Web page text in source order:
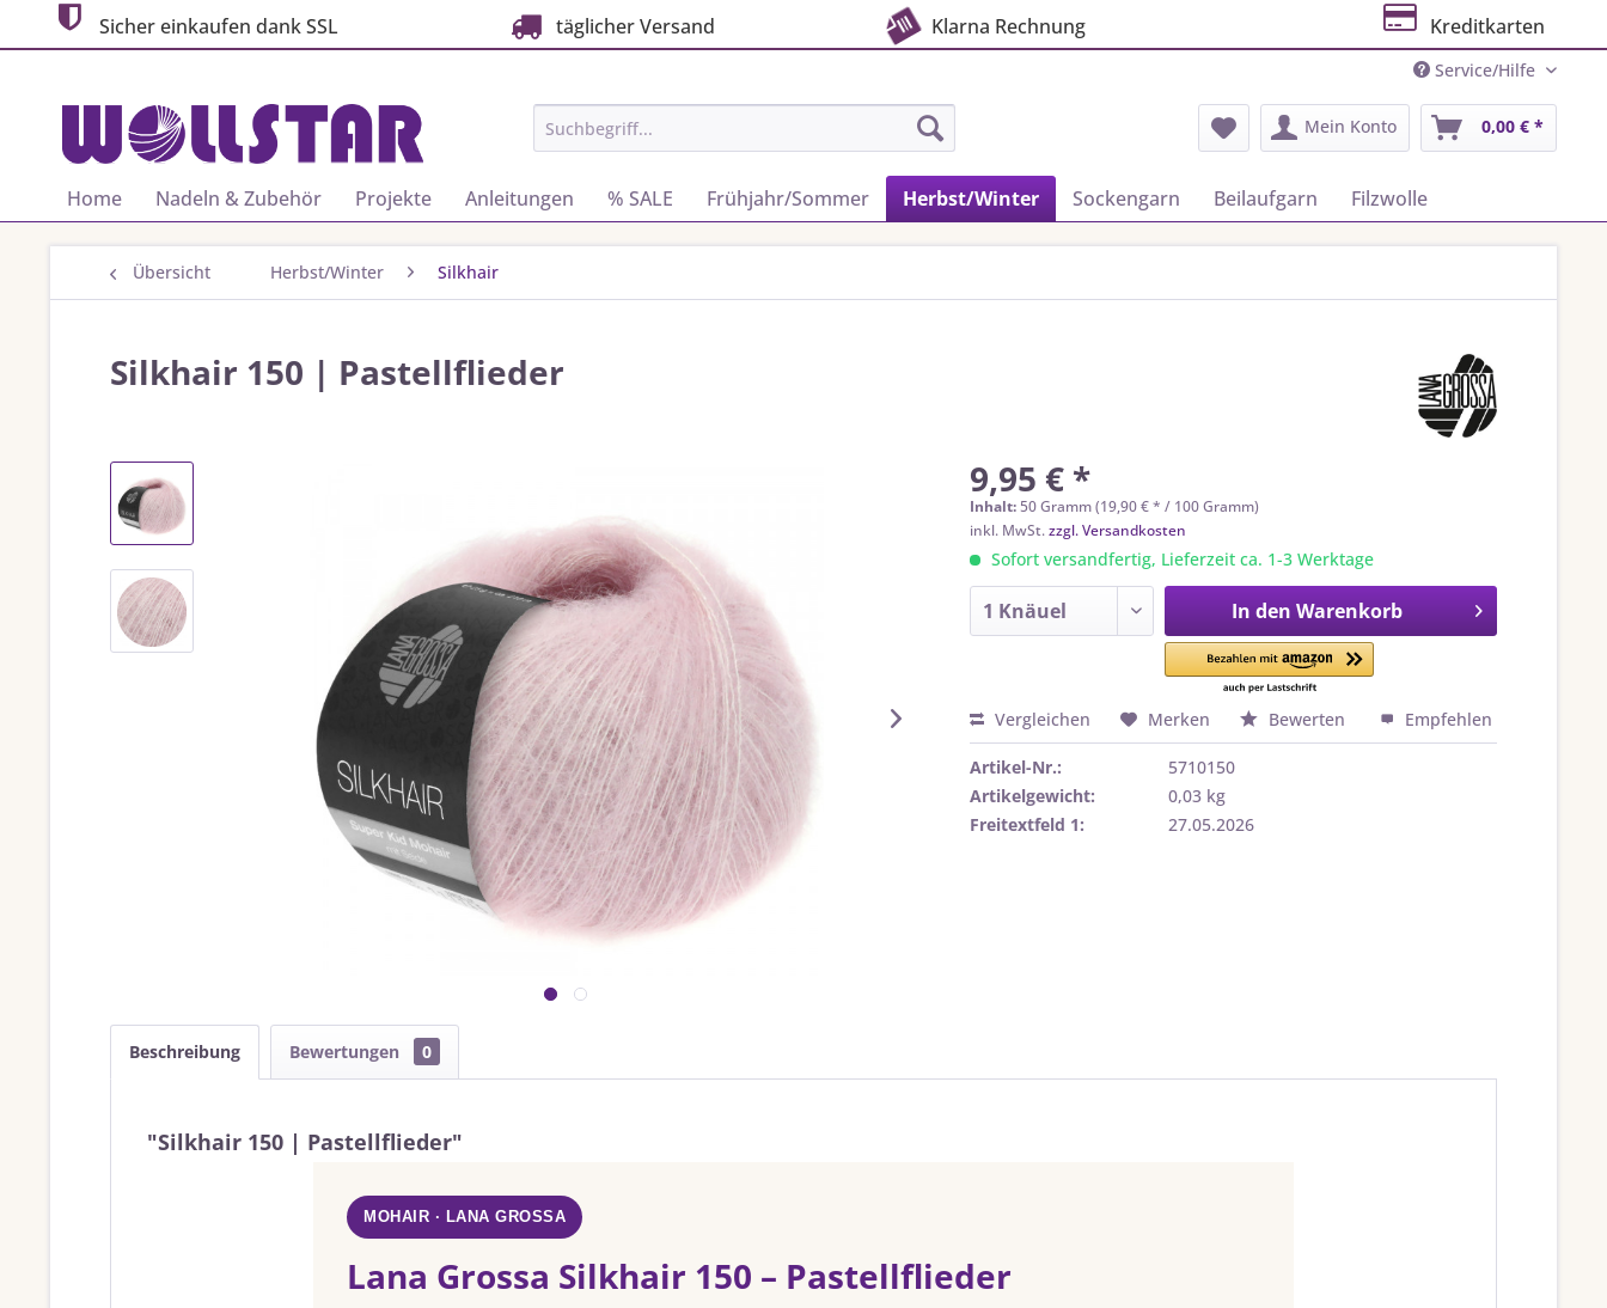
Sicher einkaufen dank SSL täglicher Versand Klarna Rechnung Kreditkarten
Service/Hilfe
Mein Konto 0,00 € *
Home Nadeln & Zubehör Projekte Anleitungen % SALE Frühjahr/Sommer Herbst/Winter Sockengarn Beilaufgarn Filzwolle
Übersicht Herbst/Winter Silkhair
Silkhair 150 | Pastellflieder
9,95 € *
Inhalt: 50 Gramm (19,90 € * / 100 Gramm)
inkl. MwSt.zzgl. Versandkosten
Sofort versandfertig, Lieferzeit ca. 1-3 Werktage
In den Warenkorb
Vergleichen Merken Bewerten Empfehlen
Artikel-Nr.:
5710150
Artikelgewicht:
0,03 kg
Freitextfeld 1:
27.05.2026
Beschreibung Bewertungen 0
"Silkhair 150 | Pastellflieder"
MOHAIR · LANA GROSSA
Lana Grossa Silkhair 150 – Pastellflieder